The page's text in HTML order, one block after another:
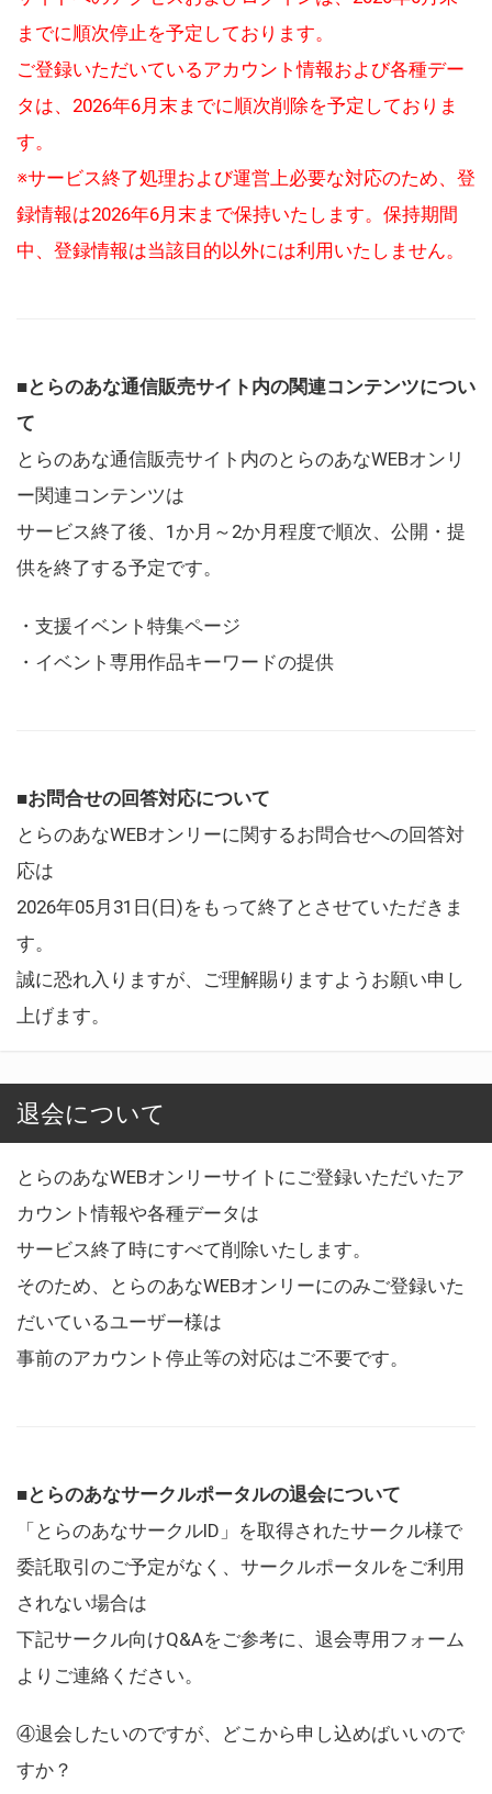
までに順次停止を予定しております。
ご登録いただいているアカウント情報および各種デー
タは、2026年6月末までに順次削除を予定しておりま
す。
※サービス終了処理および運営上必要な対応のため、登
録情報は2026年6月末まで保持いたします。保持期間
中、登録情報は当該目的以外には利用いたしません。
■とらのあな通信販売サイト内の関連コンテンツについ
て
とらのあな通信販売サイト内のとらのあなWEBオンリ
ー関連コンテンツは
サービス終了後、1か月～2か月程度で順次、公開・提
供を終了する予定です。
・支援イベント特集ページ
・イベント専用作品キーワードの提供
■お問合せの回答対応について
とらのあなWEBオンリーに関するお問合せへの回答対
応は
2026年05月31日(日)をもって終了とさせていただきま
す。
誠に恐れ入りますが、ご理解賜りますようお願い申し
上げます。
退会について
とらのあなWEBオンリーサイトにご登録いただいたア
カウント情報や各種データは
サービス終了時にすべて削除いたします。
そのため、とらのあなWEBオンリーにのみご登録いた
だいているユーザー様は
事前のアカウント停止等の対応はご不要です。
■とらのあなサークルポータルの退会について
「とらのあなサークルID」を取得されたサークル様で
委託取引のご予定がなく、サークルポータルをご利用
されない場合は
下記サークル向けQ&Aをご参考に、退会専用フォーム
よりご連絡ください。
④退会したいのですが、どこから申し込めばいいので
すか？